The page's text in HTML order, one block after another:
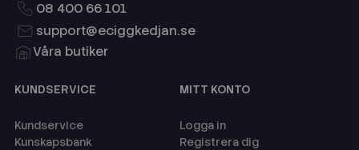
08 400 66 101
support@eciggkedjan.se
Våra butiker
KUNDSERVICE
Kundservice
Kunskapsbank
MITT KONTO
Logga in
Registrera dig